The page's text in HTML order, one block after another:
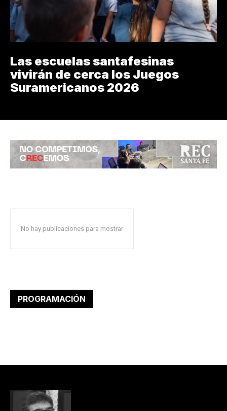
Las escuelas santafesinas
vivirán de cerca los Juegos
Suramericanos 2026
No hay publicaciones para mostrar
PROGRAMACIÓN